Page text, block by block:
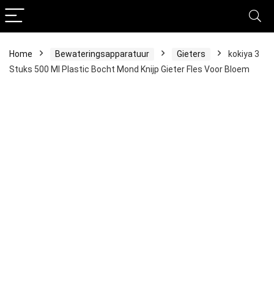
Home Bewateringsapparatuur Gieters
kokiya 3
Stuks 500 Ml Plastic Bocht Mond Knijp Gieter Fles Voor Bloem